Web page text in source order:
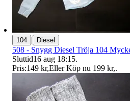
104 | Diesel
508 - Snygg Diesel Tröja 104
Sluttid16 aug 18:15.
Pris:149 kr,Eller Köp nu 199 kr,.